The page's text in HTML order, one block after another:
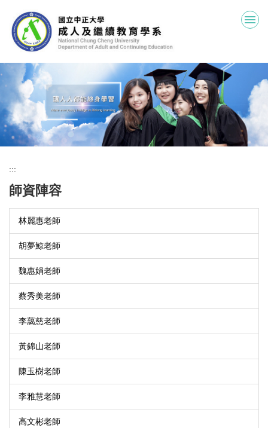
到
主
區
:::
師資陣容
林麗惠老師
胡夢鯨老師
魏惠娟老師
蔡秀美老師
李藹慈老師
黃錦山老師
陳玉樹老師
李雅慧老師
高文彬老師